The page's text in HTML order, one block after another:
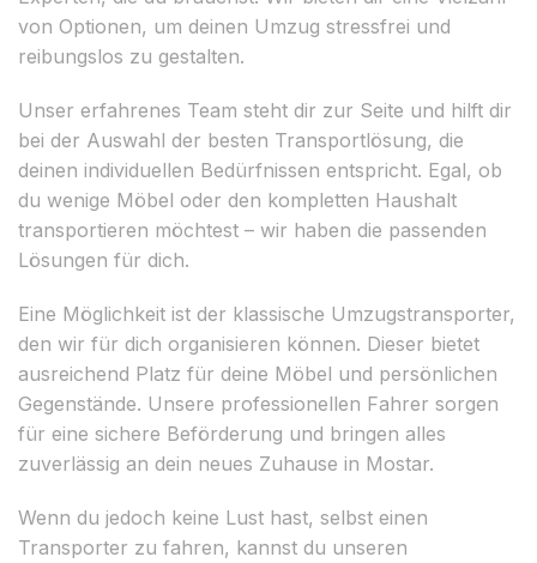
von Optionen, um deinen Umzug stressfrei und
reibungslos zu gestalten.
Unser erfahrenes Team steht dir zur Seite und hilft dir
bei der Auswahl der besten Transportlösung, die
deinen individuellen Bedürfnissen entspricht. Egal, ob
du wenige Möbel oder den kompletten Haushalt
transportieren möchtest – wir haben die passenden
Lösungen für dich.
Eine Möglichkeit ist der klassische Umzugstransporter,
den wir für dich organisieren können. Dieser bietet
ausreichend Platz für deine Möbel und persönlichen
Gegenstände. Unsere professionellen Fahrer sorgen
für eine sichere Beförderung und bringen alles
zuverlässig an dein neues Zuhause in Mostar.
Wenn du jedoch keine Lust hast, selbst einen
Transporter zu fahren, kannst du unseren